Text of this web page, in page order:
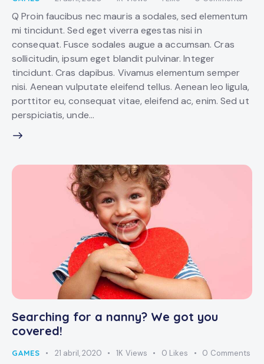
Q Proin faucibus nec mauris a sodales, sed elementum
mi tincidunt. Sed eget viverra egestas nisi in
consequat. Fusce sodales augue a accumsan. Cras
sollicitudin, ipsum eget blandit pulvinar. Integer
tincidunt. Cras dapibus. Vivamus elementum semper
nisi. Aenean vulputate eleifend tellus. Aenean leo ligula,
porttitor eu, consequat vitae, eleifend ac, enim. Sed ut
perspiciatis, unde…
Searching for a nanny? We got you
covered!
GAMES 21 abril, 2020 1K Views 0 Likes 0 Comments